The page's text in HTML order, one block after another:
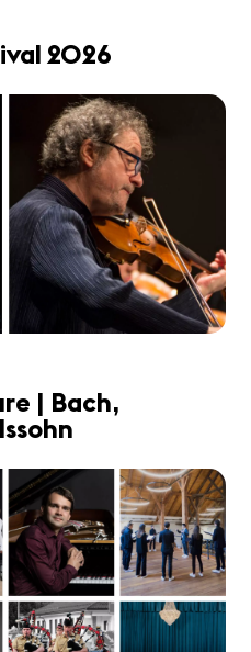
2026
| Bach,